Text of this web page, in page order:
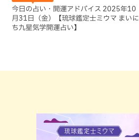
今日の占い・開運アドバイス 2025年10
月31日（金）【琉球鑑定士ミウマ まいに
ち九星気学開運占い】